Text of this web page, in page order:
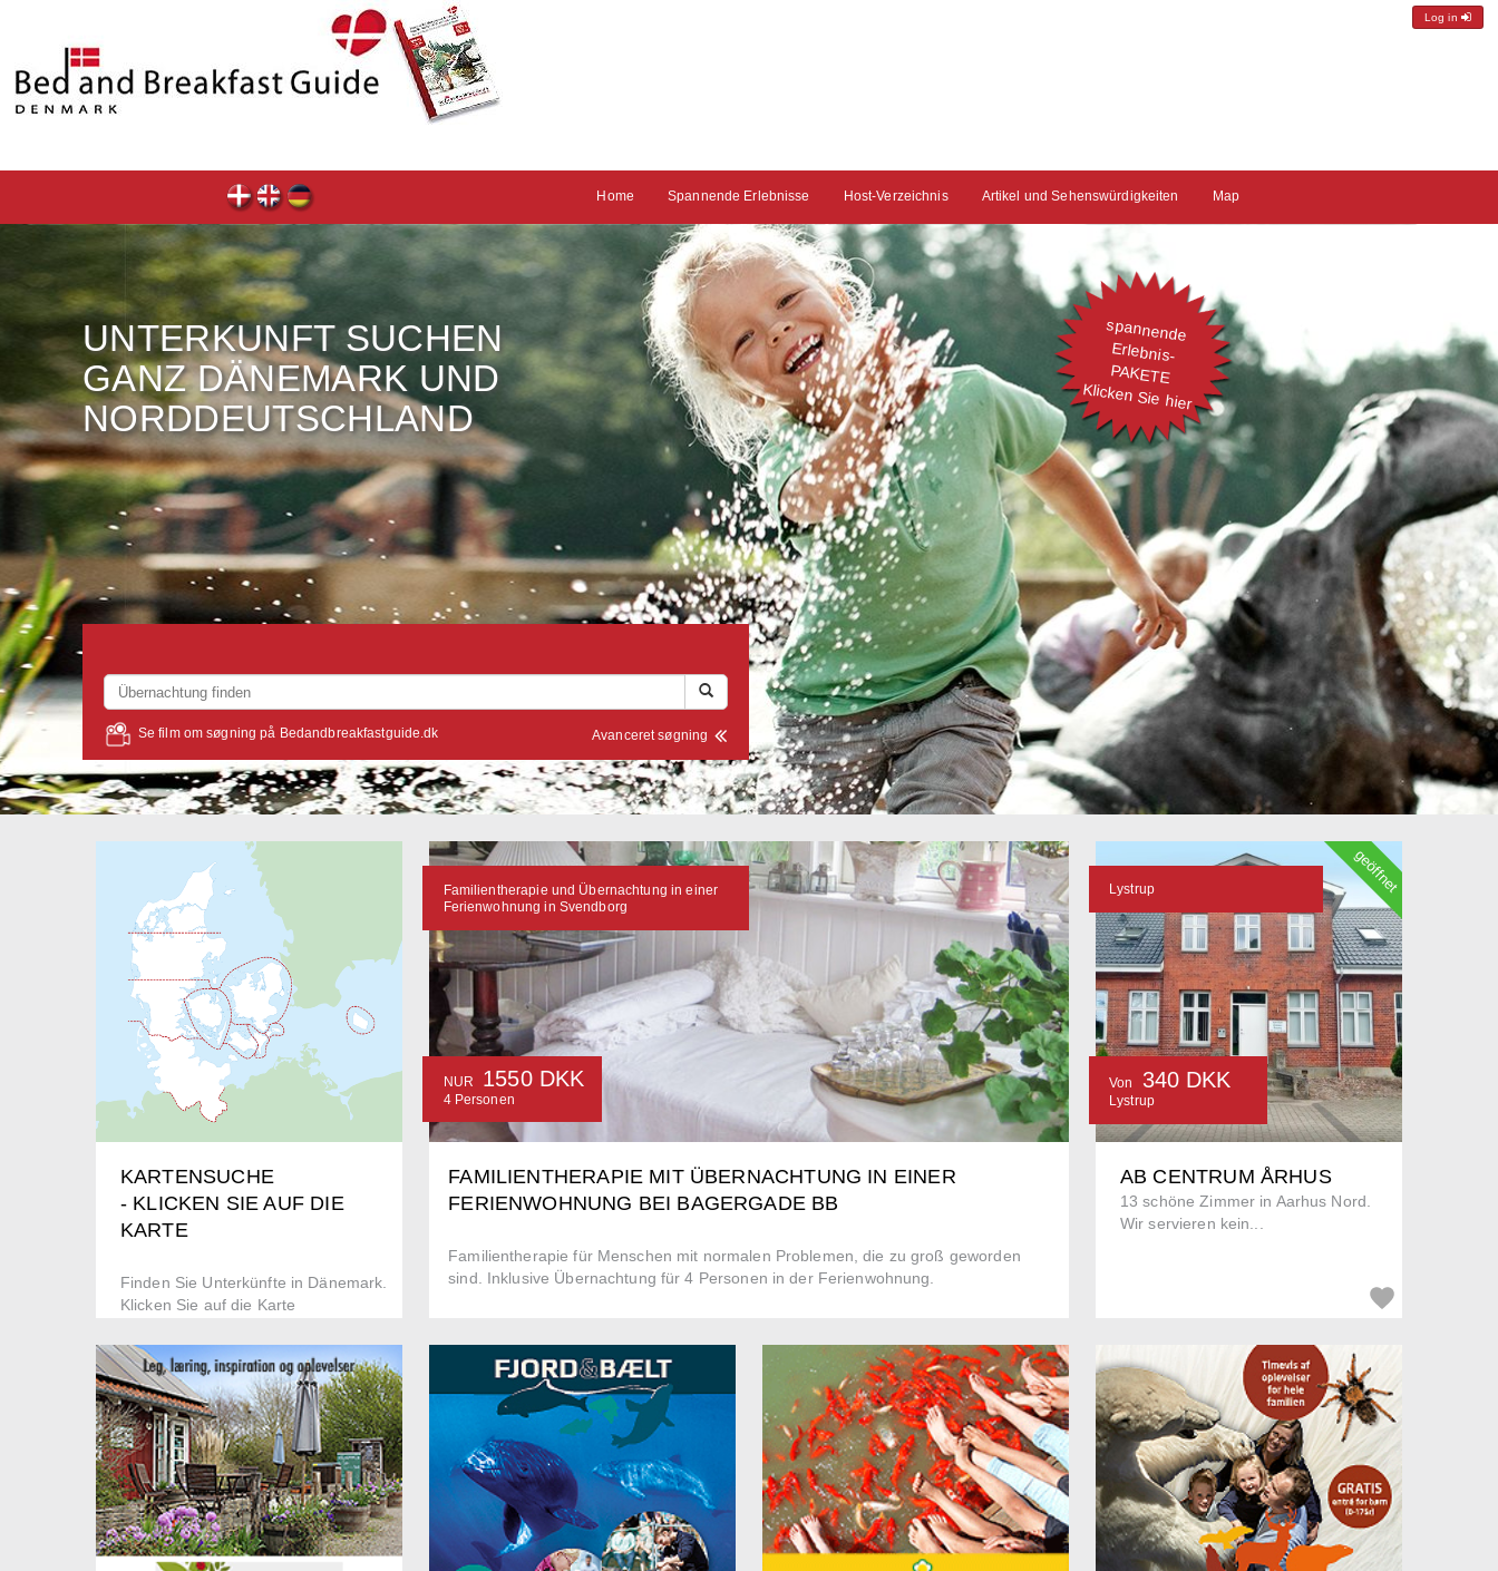
Log in
Home Spannende Erlebnisse Host-Verzeichnis Artikel und Sehenswürdigkeiten Map
UNTERKUNFT SUCHEN
GANZ DÄNEMARK UND
NORDDEUTSCHLAND
Avanceret søgning
Se film om søgning på Bedandbreakfastguide.dk
spannende
Erlebnis-
PAKETE
Klicken Sie hier
KARTENSUCHE
- KLICKEN SIE AUF DIE
KARTE
Finden Sie Unterkünfte in Dänemark.
Klicken Sie auf die Karte
FAMILIENTHERAPIE MIT ÜBERNACHTUNG IN EINER
FERIENWOHNUNG BEI BAGERGADE BB
Familientherapie für Menschen mit normalen Problemen, die zu groß geworden
sind. Inklusive Übernachtung für 4 Personen in der Ferienwohnung.
Familientherapie und Übernachtung in einer
Ferienwohnung in Svendborg
NUR 1550 DKK
4 Personen
AB CENTRUM ÅRHUS
13 schöne Zimmer in Aarhus Nord.
Wir servieren kein...
Lystrup
Von 340 DKK
Lystrup
geöffnet